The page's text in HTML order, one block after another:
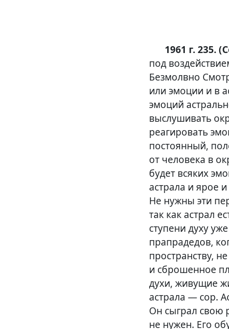
1961 г. 235.
под
Безмолвно
или эмоции и в
эмоций
выслушивать
реагировать
постоянный,
от человека в
будет всяких
астрала и ярое
Не нужны эти
так как астрал
ступени духу
прапрадедов,
пространству,
и сброшенное
духи, живущие
астрала — сор.
Он сыграл свою
не нужен. Его